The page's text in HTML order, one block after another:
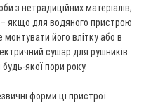
з нетрадиційних матеріалів;
якщо для водяного пристрою
його влітку або в
сушар для рушників
якої пори року.
форми ці пристрої